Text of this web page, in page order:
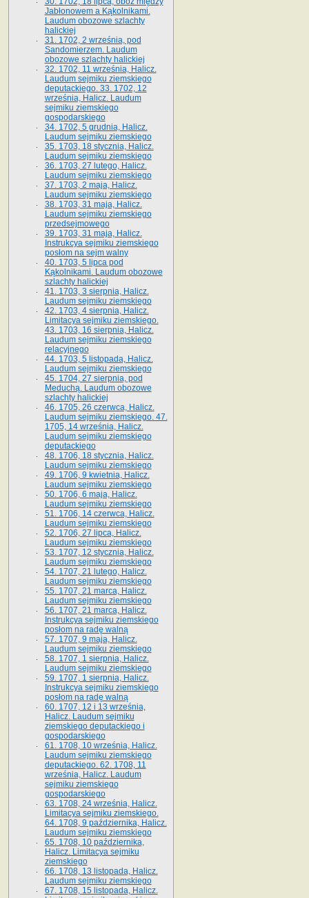
Jabłonowem a Kąkolnikami.
Laudum obozowe szlachty
halickiej
31. 1702, 2 września, pod
Sandomierzem. Laudum
obozowe szlachty halickiej
32. 1702, 11 września, Halicz.
Laudum sejmiku ziemskiego
deputackiego. 33. 1702, 12
września, Halicz. Laudum
sejmiku ziemskiego
gospodarskiego
34. 1702, 5 grudnia, Halicz.
Laudum sejmiku ziemskiego
35. 1703, 18 stycznia, Halicz.
Laudum sejmiku ziemskiego
36. 1703, 27 lutego, Halicz.
Laudum sejmiku ziemskiego
37. 1703, 2 maja, Halicz.
Laudum sejmiku ziemskiego
38. 1703, 31 maja, Halicz.
Laudum sejmiku ziemskiego
przedsejmowego
39. 1703, 31 maja, Halicz.
Instrukcya sejmiku ziemskiego
posłom na sejm walny
40. 1703, 5 lipca pod
Kąkolnikami. Laudum obozowe
szlachty halickiej
41­. 1703, 3 sierpnia, Halicz.
Laudum sejmiku ziemskiego
42. 1703, 4 sierpnia, Halicz.
Limitacya sejmiku ziemskiego.
43. 1703, 16 sierpnia, Halicz.
Laudum sejmiku ziemskiego
relacyjnego
44. 1703, 5 listopada, Halicz.
Laudum sejmiku ziemskiego
45. 1704, 27 sierpnia, pod
Meduchą. Laudum obozowe
szlachty halickiej
46. 1705, 26 czerwca, Halicz.
Laudum sejmiku ziemskiego. 47.
1705, 14 września, Halicz.
Laudum sejmiku ziemskiego
deputackiego
48. 1706, 18 stycznia, Halicz.
Laudum sejmiku ziemskiego
49. 1706, 9 kwietnia, Halicz.
Laudum sejmiku ziemskiego
50. 1706, 6 maja, Halicz.
Laudum sejmiku ziemskiego
51. 1706, 14 czerwca, Halicz.
Laudum sejmiku ziemskiego
52. 1706, 27 lipca, Halicz.
Laudum sejmiku ziemskiego
53. 1707, 12 stycznia, Halicz.
Laudum sejmiku ziemskiego
54. 1707, 21 lutego, Halicz.
Laudum sejmiku ziemskiego
55. 1707, 21 marca, Halicz.
Laudum sejmiku ziemskiego
56. 1707, 21 marca, Halicz.
Instrukcya sejmiku ziemskiego
posłom na radę walną
57. 1707, 9 maja, Halicz.
Laudum sejmiku ziemskiego
58. 1707, 1 sierpnia, Halicz.
Laudum sejmiku ziemskiego
59. 1707, 1 sierpnia, Halicz.
Instrukcya sejmiku ziemskiego
posłom na radę walną
60. 1707, 12 i 13 września,
Halicz. Laudum sejmiku
ziemskiego deputackiego i
gospodarskiego
61. 1708, 10 września, Halicz.
Laudum sejmiku ziemskiego
deputackiego. 62. 1708, 11
września, Halicz. Laudum
sejmiku ziemskiego
gospodarskiego
63. 1708, 24 września, Halicz.
Limitacya sejmiku ziemskiego.
64. 1708, 9 października, Halicz.
Laudum sejmiku ziemskiego
65­. 1708, 10 października,
Halicz. Limitacya sejmiku
ziemskiego
66. 1708, 13 listopada, Halicz.
Laudum sejmiku ziemskiego
67. 1708, 15 listopada, Halicz.